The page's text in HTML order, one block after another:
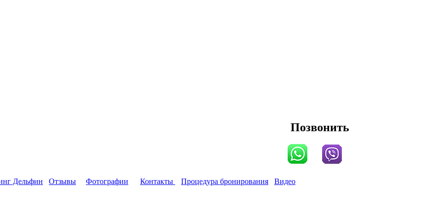
Позвонить
Дельфин Отзывы Фотографии Контакты Процедура бронирования Видео